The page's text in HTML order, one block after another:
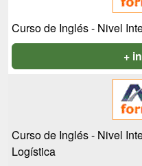
Curso de Inglés - Nivel
+
Curso de Inglés - Nivel
Logística